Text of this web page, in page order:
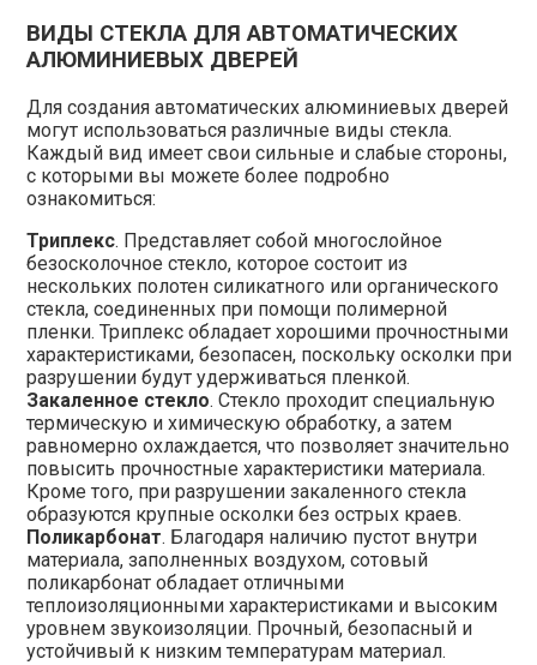
ВИДЫ СТЕКЛА ДЛЯ АВТОМАТИЧЕСКИХ
АЛЮМИНИЕВЫХ ДВЕРЕЙ
Для создания автоматических алюминиевых дверей
могут использоваться различные виды стекла.
Каждый вид имеет свои сильные и слабые стороны,
с которыми вы можете более подробно
ознакомиться:
Триплекс. Представляет собой многослойное
безосколочное стекло, которое состоит из
нескольких полотен силикатного или органического
стекла, соединенных при помощи полимерной
пленки. Триплекс обладает хорошими прочностными
характеристиками, безопасен, поскольку осколки при
разрушении будут удерживаться пленкой.
Закаленное стекло. Стекло проходит специальную
термическую и химическую обработку, а затем
равномерно охлаждается, что позволяет значительно
повысить прочностные характеристики материала.
Кроме того, при разрушении закаленного стекла
образуются крупные осколки без острых краев.
Поликарбонат. Благодаря наличию пустот внутри
материала, заполненных воздухом, сотовый
поликарбонат обладает отличными
теплоизоляционными характеристиками и высоким
уровнем звукоизоляции. Прочный, безопасный и
устойчивый к низким температурам материал.